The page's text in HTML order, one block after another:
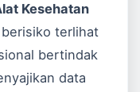
Kesehatan
terlihat
bertindak
data